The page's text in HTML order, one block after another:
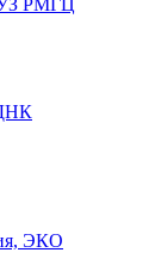
РМГЦ
ЭКО